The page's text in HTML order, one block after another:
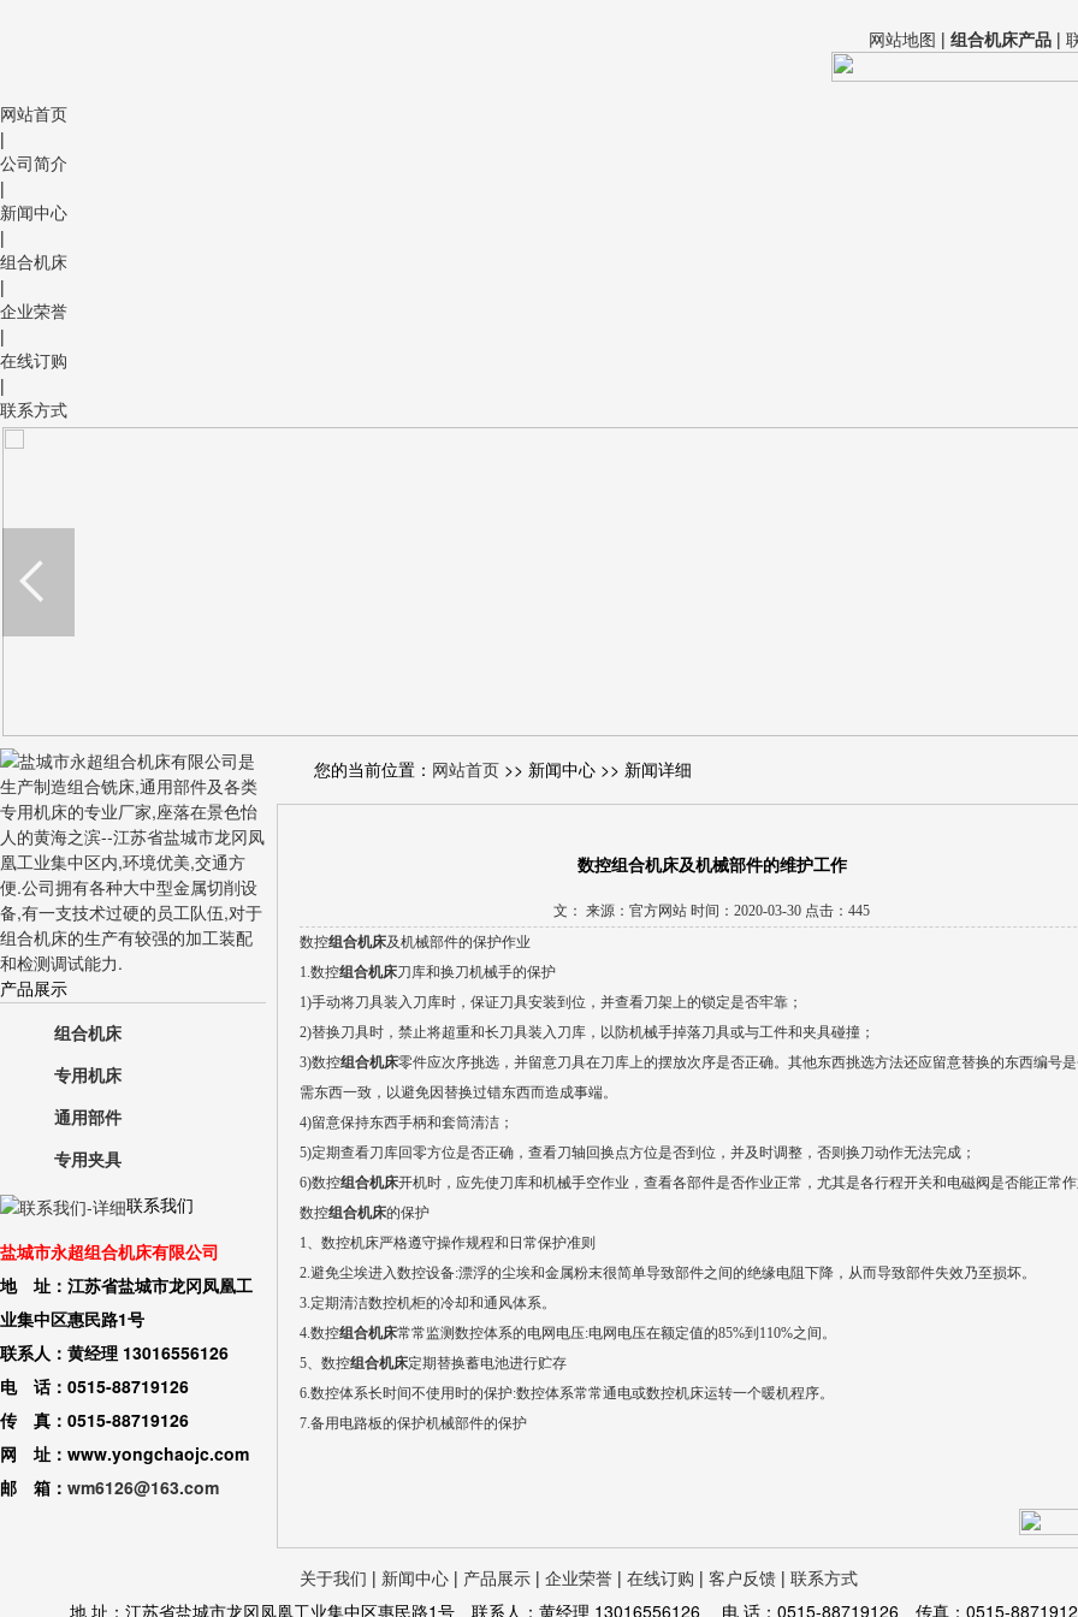
网站地图 | 组合机床产品 |
网站首页
|
公司简介
|
新闻中心
|
组合机床
|
企业荣誉
|
在线订购
|
联系方式
产品展示
组合机床
专用机床
通用部件
专用夹具
联系我们
盐城市永超组合机床有限公司
地 址：江苏省盐城市龙冈凤凰工
业集中区惠民路1号
联系人：黄经理 13016556126
电 话：0515-88719126
传 真：0515-88719126
网 址：www.yongchaojc.com
邮 箱： wm6126@163.com
您的当前位置： 网站首页 >> 新闻中心 >> 新闻详细
数控组合机床及机械部件的维护工作
文： 来源：官方网站 时间：2020-03-30 点击：445
数控组合机床及机械部件的保护作业
1.数控组合机床刀库和换刀机械手的保护
1)手动将刀具装入刀库时，保证刀具安装到位，并查看刀架上的锁定是否牢靠；
2)替换刀具时，禁止将超重和长刀具装入刀库，以防机械手掉落刀具或与工件和夹具碰撞；
3)数控组合机床零件应次序挑选，并留意刀具在刀库上的摆放次序是否正确。其他东西挑选方法还应留意替换的东西编号
需东西一致，以避免因替换过错东西而造成事端。
4)留意保持东西手柄和套筒清洁；
5)定期查看刀库回零方位是否正确，查看刀轴回换点方位是否到位，并及时调整，否则换刀动作无法完成；
6)数控组合机床开机时，应先使刀库和机械手空作业，查看各部件是否作业正常，尤其是各行程开关和电磁阀是否能正常
数控组合机床的保护
1、数控机床严格遵守操作规程和日常保护准则
2.避免尘埃进入数控设备:漂浮的尘埃和金属粉末很简单导致部件之间的绝缘电阻下降，从而导致部件失效乃至损坏。
3.定期清洁数控机柜的冷却和通风体系。
4.数控组合机床常常监测数控体系的电网电压:电网电压在额定值的85%到110%之间。
5、数控组合机床定期替换蓄电池进行贮存
6.数控体系长时间不使用时的保护:数控体系常常通电或数控机床运转一个暖机程序。
7.备用电路板的保护机械部件的保护
关于我们 | 新闻中心 | 产品展示 | 企业荣誉 | 在线订购 | 客户反馈 | 联系方式
地 址：江苏省盐城市龙冈凤凰工业集中区惠民路1号 联系人：黄经理 13016556126 电 话：0515-88719126 传真：0515-